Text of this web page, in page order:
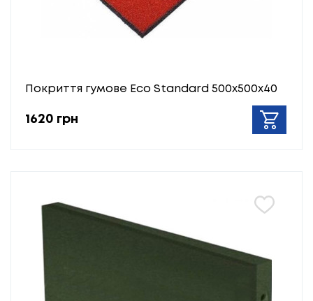
Покриття гумове Eco Standard 500х500х40
1620 грн